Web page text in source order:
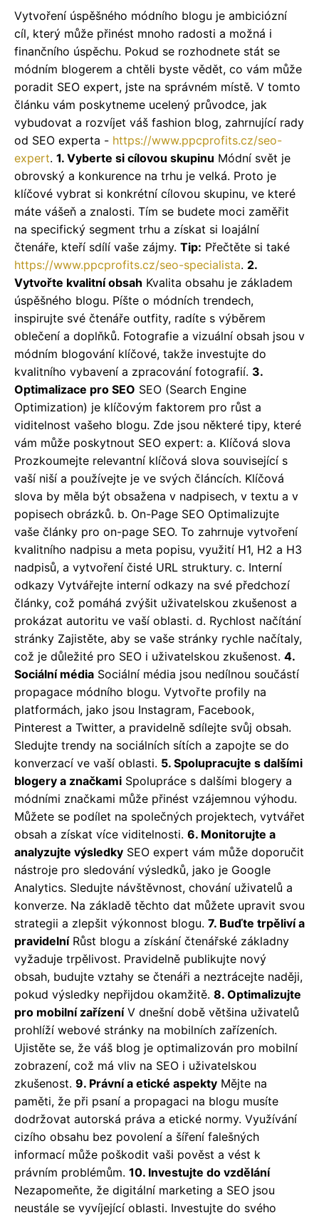
Vytvoření úspěšného módního blogu je ambiciózní
cíl, který může přinést mnoho radosti a možná i
finančního úspěchu. Pokud se rozhodnete stát se
módním blogerem a chtěli byste vědět, co vám může
poradit SEO expert, jste na správném místě. V tomto
článku vám poskytneme ucelený průvodce, jak
vybudovat a rozvíjet váš fashion blog, zahrnující rady
od SEO experta - https://www.ppcprofits.cz/seo-
expert. 1. Vyberte si cílovou skupinu Módní svět je
obrovský a konkurence na trhu je velká. Proto je
klíčové vybrat si konkrétní cílovou skupinu, ve které
máte vášeň a znalosti. Tím se budete moci zaměřit
na specifický segment trhu a získat si loajální
čtenáře, kteří sdílí vaše zájmy. Tip: Přečtěte si také
https://www.ppcprofits.cz/seo-specialista. 2.
Vytvořte kvalitní obsah Kvalita obsahu je základem
úspěšného blogu. Píšte o módních trendech,
inspirujte své čtenáře outfity, radíte s výběrem
oblečení a doplňků. Fotografie a vizuální obsah jsou v
módním blogování klíčové, takže investujte do
kvalitního vybavení a zpracování fotografií. 3.
Optimalizace pro SEO SEO (Search Engine
Optimization) je klíčovým faktorem pro růst a
viditelnost vašeho blogu. Zde jsou některé tipy, které
vám může poskytnout SEO expert: a. Klíčová slova
Prozkoumejte relevantní klíčová slova související s
vaší niší a používejte je ve svých článcích. Klíčová
slova by měla být obsažena v nadpisech, v textu a v
popisech obrázků. b. On-Page SEO Optimalizujte
vaše články pro on-page SEO. To zahrnuje vytvoření
kvalitního nadpisu a meta popisu, využití H1, H2 a H3
nadpisů, a vytvoření čisté URL struktury. c. Interní
odkazy Vytvářejte interní odkazy na své předchozí
články, což pomáhá zvýšit uživatelskou zkušenost a
prokázat autoritu ve vaší oblasti. d. Rychlost načítání
stránky Zajistěte, aby se vaše stránky rychle načítaly,
což je důležité pro SEO i uživatelskou zkušenost. 4.
Sociální média Sociální média jsou nedílnou součástí
propagace módního blogu. Vytvořte profily na
platformách, jako jsou Instagram, Facebook,
Pinterest a Twitter, a pravidelně sdílejte svůj obsah.
Sledujte trendy na sociálních sítích a zapojte se do
konverzací ve vaší oblasti. 5. Spolupracujte s dalšími
blogery a značkami Spolupráce s dalšími blogery a
módními značkami může přinést vzájemnou výhodu.
Můžete se podílet na společných projektech, vytvářet
obsah a získat více viditelnosti. 6. Monitorujte a
analyzujte výsledky SEO expert vám může doporučit
nástroje pro sledování výsledků, jako je Google
Analytics. Sledujte návštěvnost, chování uživatelů a
konverze. Na základě těchto dat můžete upravit svou
strategii a zlepšit výkonnost blogu. 7. Buďte trpěliví a
pravidelníRůst blogu a získání čtenářské základny
vyžaduje trpělivost. Pravidelně publikujte nový
obsah, budujte vztahy se čtenáři a neztrácejte naději,
pokud výsledky nepřijdou okamžitě. 8. Optimalizujte
pro mobilní zařízeníV dnešní době většina uživatelů
prohlíží webové stránky na mobilních zařízeních.
Ujistěte se, že váš blog je optimalizován pro mobilní
zobrazení, což má vliv na SEO i uživatelskou
zkušenost. 9. Právní a etické aspekty Mějte na
paměti, že při psaní a propagaci na blogu musíte
dodržovat autorská práva a etické normy. Využívání
cizího obsahu bez povolení a šíření falešných
informací může poškodit vaši pověst a vést k
právním problémům. 10. Investujte do vzdělání
Nezapomeňte, že digitální marketing a SEO jsou
neustále se vyvíjející oblasti. Investujte do svého